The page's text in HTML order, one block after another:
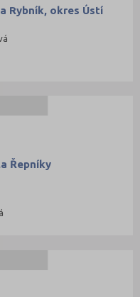
Rybník, okres Ústí
Řepníky